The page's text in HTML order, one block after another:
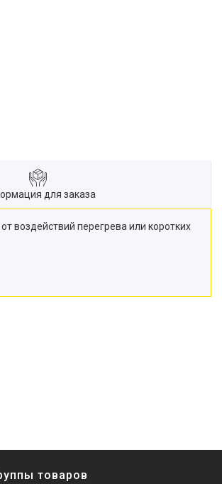
для заказа
воздействий перегрева или коротких
товаров